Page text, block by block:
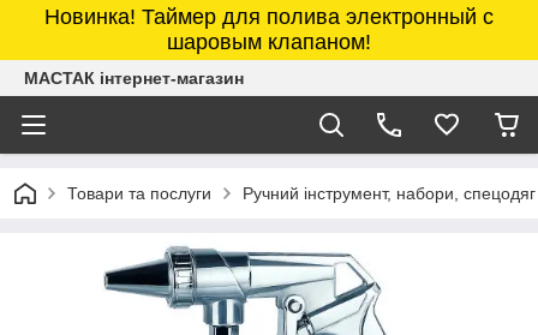
Новинка! Таймер для полива электронный с
шаровым клапаном!
МАСТАК інтернет-магазин
Товари та послуги Ручний інструмент, набори, спецодяг